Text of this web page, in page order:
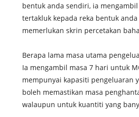
bentuk anda sendiri, ia
tertakluk kepada reka bentuk
memerlukan skrin percetakan
Berapa lama masa utama
Ia mengambil masa 7 hari untuk
mempunyai kapasiti pengeluaran
boleh memastikan masa
walaupun untuk kuantiti yang